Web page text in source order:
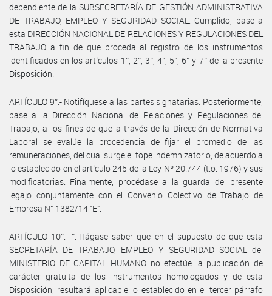
dependiente de la SUBSECRETARÍA DE GESTIÓN ADMINISTRATIVA
DE TRABAJO, EMPLEO Y SEGURIDAD SOCIAL. Cumplido, pase a
esta DIRECCIÓN NACIONAL DE RELACIONES Y REGULACIONES DEL
TRABAJO a fin de que proceda al registro de los instrumentos
identificados en los artículos 1°, 2°, 3°, 4°, 5°, 6° y 7° de la presente
Disposición.
ARTÍCULO 9°.- Notifíquese a las partes signatarias. Posteriormente,
pase a la Dirección Nacional de Relaciones y Regulaciones del
Trabajo, a los fines de que a través de la Dirección de Normativa
Laboral se evalúe la procedencia de fijar el promedio de las
remuneraciones, del cual surge el tope indemnizatorio, de acuerdo a
lo establecido en el artículo 245 de la Ley Nº 20.744 (t.o. 1976) y sus
modificatorias. Finalmente, procédase a la guarda del presente
legajo conjuntamente con el Convenio Colectivo de Trabajo de
Empresa N° 1382/14 “E”.
ARTÍCULO 10°.- °.-Hágase saber que en el supuesto de que esta
SECRETARÍA DE TRABAJO, EMPLEO Y SEGURIDAD SOCIAL del
MINISTERIO DE CAPITAL HUMANO no efectúe la publicación de
carácter gratuita de los instrumentos homologados y de esta
Disposición, resultará aplicable lo establecido en el tercer párrafo